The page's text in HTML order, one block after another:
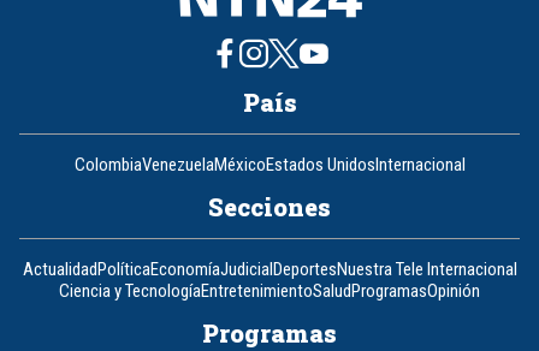
País
ColombiaVenezuelaMéxicoEstados UnidosInternacional
Secciones
ActualidadPolíticaEconomíaJudicialDeportesNuestra Tele Internacional
Ciencia y TecnologíaEntretenimientoSaludProgramasOpinión
Programas